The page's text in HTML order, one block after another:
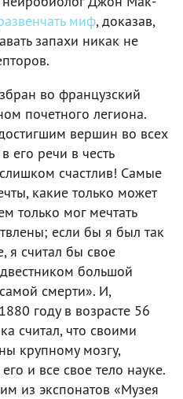
миф, доказав,
запахи никак не
во французский
почетного легиона.
вершин во всех
его речи в честь
счастлив! Самые
какие только может
только мог мечтать
если бы я был так
я считал бы свое
большой
смерти». И,
году в возрасте 56
считал, что своими
крупному мозгу,
и все свое тело науке.
из экспонатов «Музея